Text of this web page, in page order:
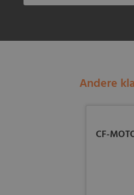
Andere
CF-